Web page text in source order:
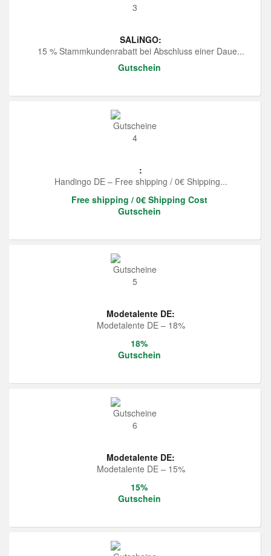
SALiNGO:
15 % Stammkundenrabatt bei Abschluss einer Daue...
Gutschein
:
Handingo DE – Free shipping / 0€ Shipping...
Free shipping / 0€ Shipping Cost
Gutschein
Modetalente DE:
Modetalente DE – 18%
18%
Gutschein
Modetalente DE:
Modetalente DE – 15%
15%
Gutschein